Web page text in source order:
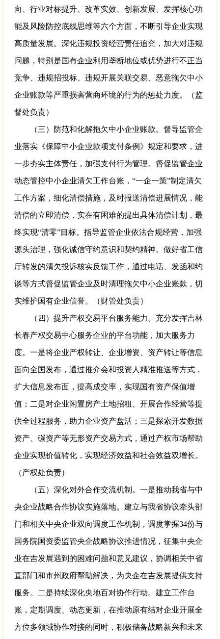
向、行业对标提升、改革实效、创新发展、发挥核心功
能及风险防控底线思维等六个方面，不断引导企业实现
高质量发展。深化违规投资经营责任追究，加大对违规
问题，特别是国有企业利用垄断地位或优势进行不正当
竞争、违规招投标、违规开展关联交易、恶意拖欠中小
企业账款等严重损害营商环境的行为的惩处力度。（监
督处负责）
（三）防范和化解拖欠中小企业账款。督导监管企
业落实《保障中小企业款项支付条例》规定和要求，进
一步夯实主体责任，加强支付行为管理。督促监管企业
动态管控中小企业清欠工作台账，“一企一策”制定清欠
工作方案，细化清偿措施，及时报送清偿进展情况，能
清偿的立即清偿，实在有困难的提出具体清偿计划，最
终实现“清零”目标。指导监管企业依法合规经营，加强
源头治理，强化诚信守约意识和契约精神。做好省工信
厅转发的清欠投诉核实反馈工作，通过电话、发函和约
谈等方式督促监管企业及时清理拖欠中小企业账款，切
实维护国有企业信誉。（财管处负责）
（四）提升产权交易平台服务能力。充分发挥吉林
长春产权交易中心服务企业的平台功能，加大服务力
度。一是将企业产权转让、企业增资、资产转让等信息
面向全国发布，通过推介会和投资人精准推送等方式，
扩大信息发布面，提高成交率，实现国有资产保值增
值；二是对企业闲置房产土地招租、开展合作经营等提
供全过程服务，助力企业资产盘活；三是探索开发数据
资产、碳资产等无形资产交易方式，通过产权市场帮助
企业实现价值转化，实现经济效益和社会效益双增长。
（产权处负责）
（五）深化对外合作交流机制。一是推动我省与中
央企业战略合作协议实施落地。建立与我省协议牵头部
门和相关中央企业双向调度工作机制，调度掌握34份与
国务院国资委监管央企战略协议推进情况，征集中央企
业在吉发展遇到的困难问题和意见建议，协调相关中省
直部门和市州政府帮助解决，为央企在吉发展提供支持
服务。二是持续深化央地百对协作行动。建立工作台
账，定期调度、动态更新，在推动原有结对企业开展全
方位多领域协作对接的同时，积极储备战略新兴和未来